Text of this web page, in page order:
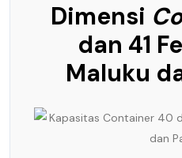
Dimensi
dan 41
Maluku